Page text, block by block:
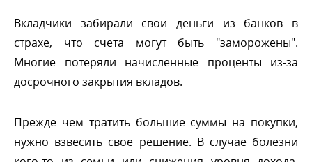
кладчики забирали свои деньги из банко
страхе, что счета могут быть "заморожены".
Многие потеряли начисленные проценты из-за
досрочного закрытия вкладов.
Прежде чем тратить большие суммы на покупки,
нужно взвесить свое решение. В случае болезни